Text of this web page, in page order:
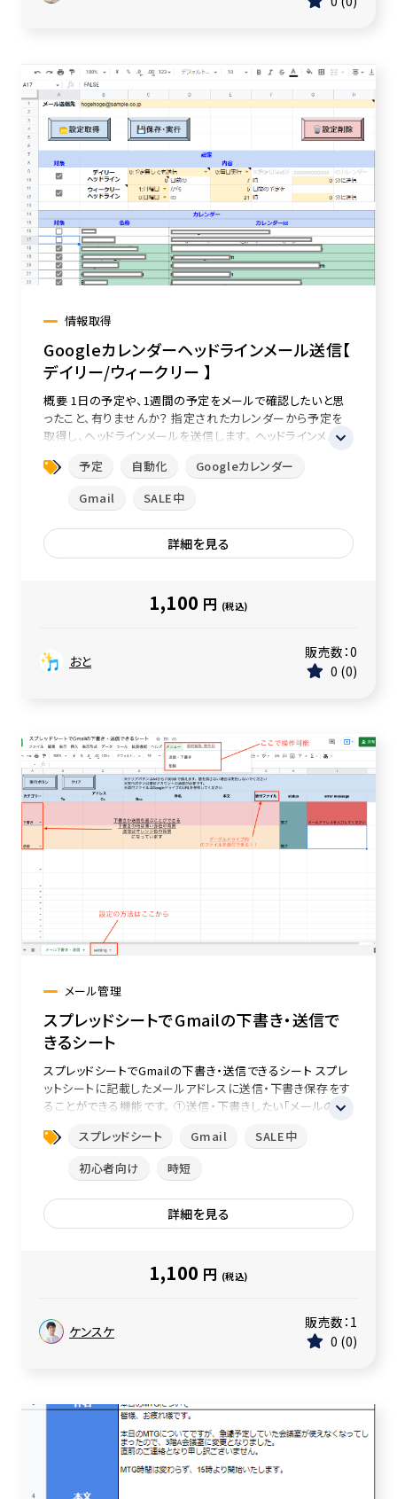
情報取得
Googleカレンダーヘッドラインメール送信【
デイリー/ウィークリー 】
概要 1日の予定や、1週間の予定をメールで確認したいと思
ったこと、有りませんか？ 指定されたカレンダーから予定を
取得し、ヘッドラインメールを送信します。 ヘッドラインメ...
予定
自動化
Googleカレンダー
Gmail
SALE中
詳細を見る
1,100 円 (税込)
おと
販売数：0
0 0
メール管理
スプレッドシートでGmailの下書き・送信で
きるシート
スプレッドシートでGmailの下書き・送信できるシート スプレ
ットシートに記載したメールアドレスに送信・下書き保存をす
ることができる機能です。 ①送信・下書きしたい「メールのTo
スプレッドシート Gmail
SALE中
初心者向け
時短
詳細を見る
1,100 円 (税込)
ケンスケ
販売数： 1
0 0